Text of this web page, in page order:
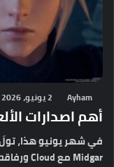
Ayham 2 يونيو، 2026
أهم اصدارات
Midgar مع Cloud ورفاقه، والعديد من المغامرات…